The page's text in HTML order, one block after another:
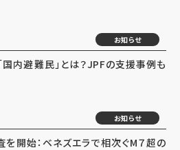
お知らせ
国内避難民」とは？JPFの支援事例も
お知らせ
開始：ベネズエラで相次ぐM７超の